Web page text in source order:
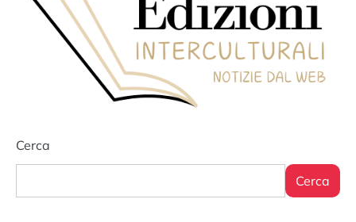
Cerca
Cerca